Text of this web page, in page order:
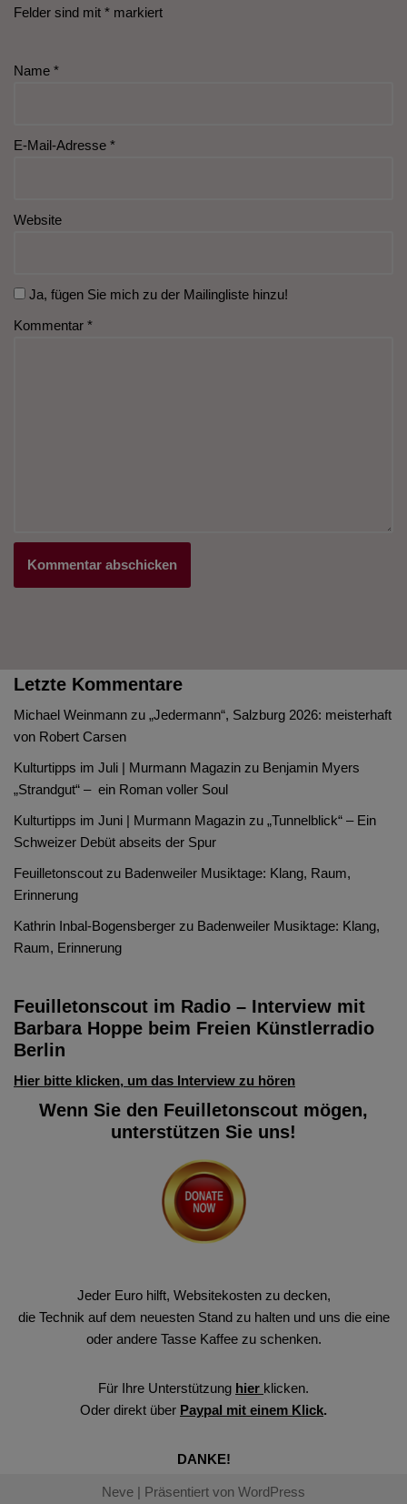
Felder sind mit * markiert
Name *
E-Mail-Adresse *
Website
Ja, fügen Sie mich zu der Mailingliste hinzu!
Kommentar *
Letzte Kommentare
Michael Weinmann zu „Jedermann“, Salzburg 2026: meisterhaft
von Robert Carsen
Kulturtipps im Juli | Murmann Magazin zu Benjamin Myers
„Strandgut“ – ein Roman voller Soul
Kulturtipps im Juni | Murmann Magazin zu „Tunnelblick“ – Ein
Schweizer Debüt abseits der Spur
Feuilletonscout zu Badenweiler Musiktage: Klang, Raum,
Erinnerung
Kathrin Inbal-Bogensberger zu Badenweiler Musiktage: Klang,
Raum, Erinnerung
Feuilletonscout im Radio – Interview mit
Barbara Hoppe beim Freien Künstlerradio
Berlin
Hier bitte klicken, um das Interview zu hören
Wenn Sie den Feuilletonscout mögen,
unterstützen Sie uns!
Jeder Euro hilft, Websitekosten zu decken,
die Technik auf dem neuesten Stand zu halten und uns die eine
oder andere Tasse Kaffee zu schenken.
Für Ihre Unterstützung hier klicken.
Oder direkt über Paypal mit einem Klick.
DANKE!
Neve | Präsentiert von WordPress